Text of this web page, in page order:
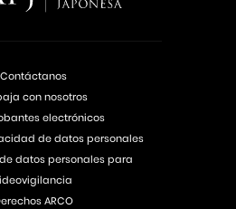
Contáctanos
con nosotros
electrónicos
de datos personales
datos personales para
ARCO